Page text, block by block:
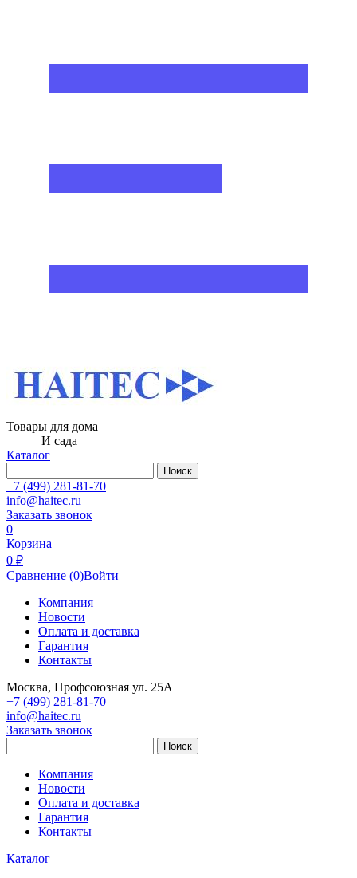
Товары для дома
И сада
Каталог
Поиск
+7 (499) 281-81-70
info@haitec.ru
Заказать звонок
0
Корзина
0 ₽
Сравнение (0)Войти
Компания
Новости
Оплата и доставка
Гарантия
Контакты
Москва, Профсоюзная ул. 25А
+7 (499) 281-81-70
info@haitec.ru
Заказать звонок
Поиск
Компания
Новости
Оплата и доставка
Гарантия
Контакты
Каталог